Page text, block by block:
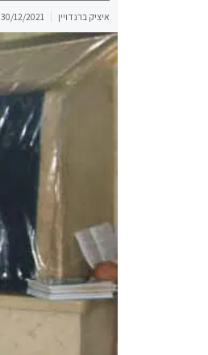
איציק ברנדויין 30/12/2021